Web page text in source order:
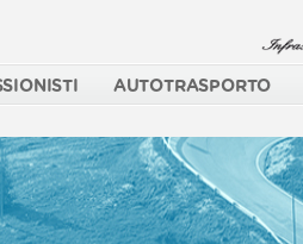
AUTOTRASPORTO